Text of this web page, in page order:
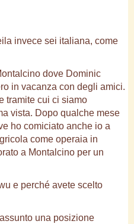
invece sei italiana, come
dove Dominic
in vacanza con degli amici.
tramite cui ci siamo
vista. Dopo qualche mese
ho comiciato anche io a
come operaia in
a Montalcino per un
e perché avete scelto
una posizione